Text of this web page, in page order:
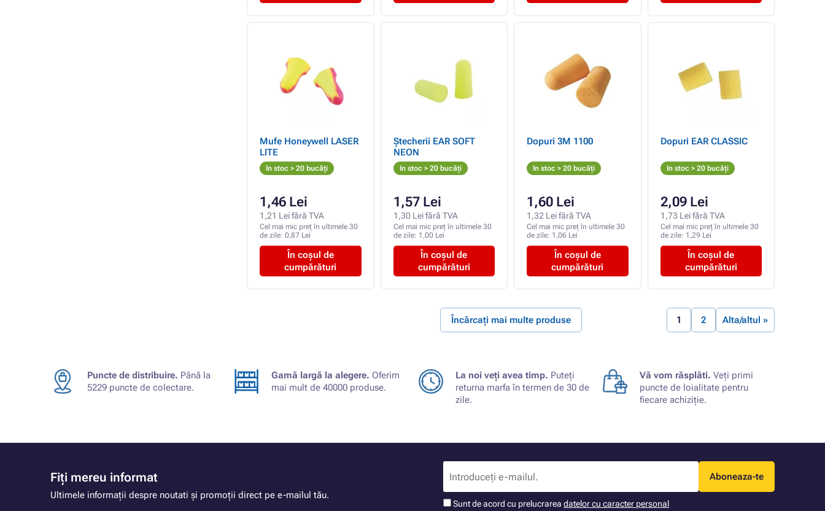
Mufe Honeywell LASER
LITE
In stoc > 20 bucăți
1,46 Lei
1,21 Lei fără TVA
Cel mai mic preț în ultimele 30
de zile: 0,87 Lei
În coșul de
cumpărături
Ștecherii EAR SOFT
NEON
In stoc > 20 bucăți
1,57 Lei
1,30 Lei fără TVA
Cel mai mic preț în ultimele 30
de zile: 1,00 Lei
În coșul de
cumpărături
Dopuri 3M 1100
In stoc > 20 bucăți
1,60 Lei
1,32 Lei fără TVA
Cel mai mic preț în ultimele 30
de zile: 1,06 Lei
În coșul de
cumpărături
Dopuri EAR CLASSIC
In stoc > 20 bucăți
2,09 Lei
1,73 Lei fără TVA
Cel mai mic preț în ultimele 30
de zile: 1,29 Lei
În coșul de
cumpărături
Încărcați mai multe produse 1 2 Alta/altul »
Puncte de distribuire. Până la
5229 puncte de colectare.
Gamă largă la alegere. Oferim
mai mult de 40000 produse.
La noi veți avea timp. Puteți
returna marfa în termen de 30 de
zile.
Vă vom răsplăti. Veți primi
puncte de loialitate pentru
fiecare achiziție.
Fiți mereu informat
Ultimele informații despre noutati și promoții direct pe e-mailul tău.
Aboneaza-te
Sunt de acord cu prelucrarea datelor cu caracter personal